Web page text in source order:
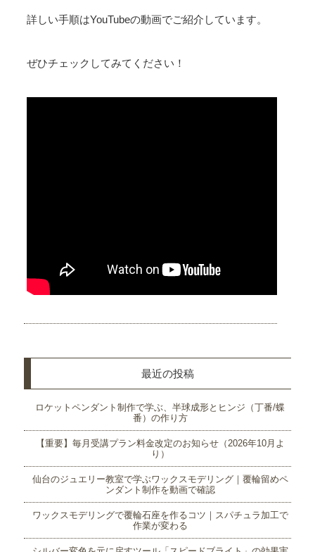
詳しい手順はYouTubeの動画でご紹介しています。
ぜひチェックしてみてください！
最近の投稿
ロケットペンダント制作で学ぶ、半球成形とヒンジ（丁番/蝶
番）の作り方
【重要】毎月受講プラン料金改定のお知らせ（2026年10月よ
り）
仙台のジュエリー教室で学ぶワックスモデリング｜覆輪留めペ
ンダント制作を動画で確認
ワックスモデリングで覆輪石座を作るコツ｜スパチュラ加工で
作業が変わる